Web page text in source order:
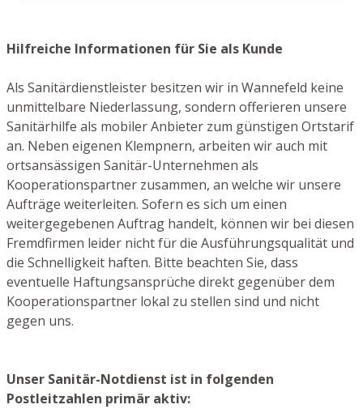
Hilfreiche Informationen für Sie als Kunde
Als Sanitärdienstleister besitzen wir in Wannefeld keine
unmittelbare Niederlassung, sondern offerieren unsere
Sanitärhilfe als mobiler Anbieter zum günstigen Ortstarif
an. Neben eigenen Klempnern, arbeiten wir auch mit
ortsansässigen Sanitär-Unternehmen als
Kooperationspartner zusammen, an welche wir unsere
Aufträge weiterleiten. Sofern es sich um einen
weitergegebenen Auftrag handelt, können wir bei diesen
Fremdfirmen leider nicht für die Ausführungsqualität und
die Schnelligkeit haften. Bitte beachten Sie, dass
eventuelle Haftungsansprüche direkt gegenüber dem
Kooperationspartner lokal zu stellen sind und nicht
gegen uns.
Unser Sanitär-Notdienst ist in folgenden
Postleitzahlen primär aktiv: